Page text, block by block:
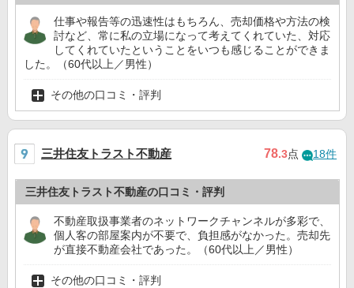
仕事や報告等の迅速性はもちろん、売却価格や方法の検
討など、常に私の立場になって考えてくれていた、対応
してくれていたということをいつも感じることができま
した。（60代以上／男性）
その他の口コミ・評判
三井住友トラスト不動産 78.3点 18件
三井住友トラスト不動産の口コミ・評判
不動産取扱事業者のネットワークチャンネルが多彩で、
個人客の部屋案内が不要で、負担感がなかった。売却先
が直接不動産会社であった。（60代以上／男性）
その他の口コミ・評判